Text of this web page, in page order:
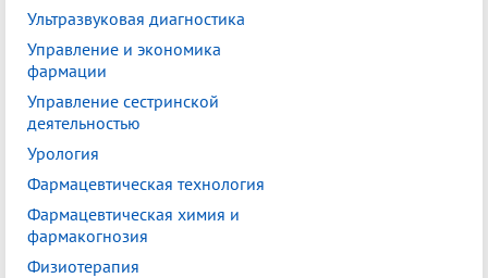
Ультразвуковая диагностика
Управление и экономика
фармации
Управление сестринской
деятельностью
Урология
Фармацевтическая технология
Фармацевтическая химия и
фармакогнозия
Физиотерапия